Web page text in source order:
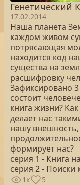
Генетический
17.02.2014
Наша планета
каждом живом
потрясающая
находится код
существа на
расшифровку
Зафиксировано
состоит
книга жизни?
делает нас
нашу
формирует нас?
серия 1 - Книга
серия 2 -
1к 5